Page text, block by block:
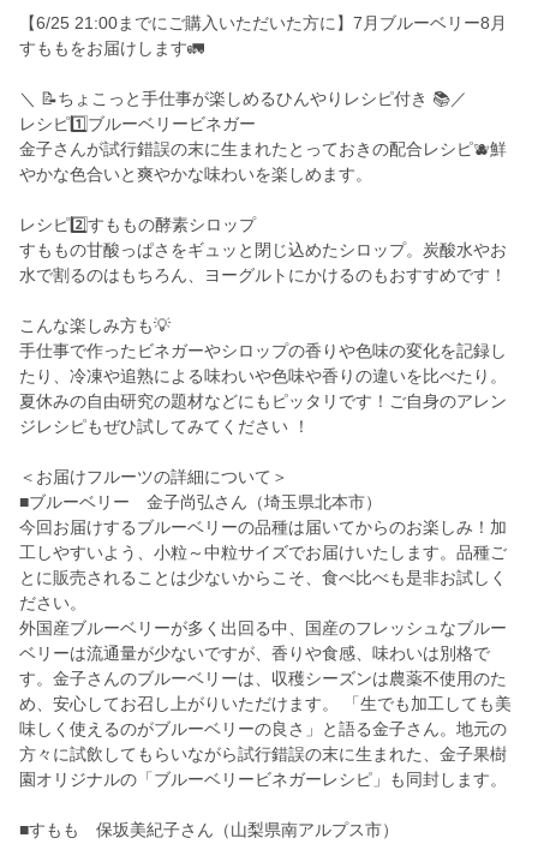
【6/25 21:00までにご購入いただいた方に】7月ブルーベリー8月
すももをお届けします🚛
＼ 📝ちょこっと手仕事が楽しめるひんやりレシピ付き 📚／
レシピ1️⃣ブルーベリービネガー
金子さんが試行錯誤の末に生まれたとっておきの配合レシピ🫐鮮
やかな色合いと爽やかな味わいを楽しめます。
レシピ2️⃣すももの酵素シロップ
すももの甘酸っぱさをギュッと閉じ込めたシロップ。炭酸水やお
水で割るのはもちろん、ヨーグルトにかけるのもおすすめです！
こんな楽しみ方も💡
手仕事で作ったビネガーやシロップの香りや色味の変化を記録し
たり、冷凍や追熟による味わいや色味や香りの違いを比べたり。
夏休みの自由研究の題材などにもピッタリです！ご自身のアレン
ジレシピもぜひ試してみてください ！
＜お届けフルーツの詳細について＞
■ブルーベリー 金子尚弘さん（埼玉県北本市）
今回お届けするブルーベリーの品種は届いてからのお楽しみ！加
工しやすいよう、小粒～中粒サイズでお届けいたします。品種ご
とに販売されることは少ないからこそ、食べ比べも是非お試しく
ださい。
外国産ブルーベリーが多く出回る中、国産のフレッシュなブルー
ベリーは流通量が少ないですが、香りや食感、味わいは別格で
す。金子さんのブルーベリーは、収穫シーズンは農薬不使用のた
め、安心してお召し上がりいただけます。 「生でも加工しても美
味しく使えるのがブルーベリーの良さ」と語る金子さん。地元の
方々に試飲してもらいながら試行錯誤の末に生まれた、金子果樹
園オリジナルの「ブルーベリービネガーレシピ」も同封します。
■すもも 保坂美紀子さん（山梨県南アルプス市）